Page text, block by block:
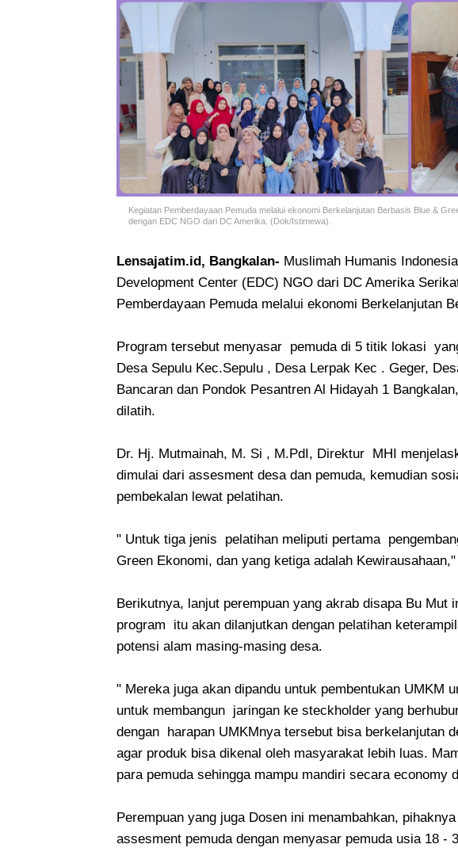
Kegiatan Pemberdayaan Pemuda melalui ekonomi Berkelanjutan Berbasis Blue &
dengan EDC NGO dari DC Amerika. (Dok/Istimewa).
Lensajatim.id, Bangkalan- Muslimah Humanis
Development Center (EDC) NGO dari DC Amerika
Pemberdayaan Pemuda melalui ekonomi Berkelanjutan
Program tersebut menyasar pemuda di 5 titik lokasi
Desa Sepulu Kec.Sepulu , Desa Lerpak Kec . Geger,
Bancaran dan Pondok Pesantren Al Hidayah 1
dilatih.
Dr. Hj. Mutmainah, M. Si , M.PdI, Direktur MHI
dimulai dari assesment desa dan pemuda, kemudian
pembekalan lewat pelatihan.
" Untuk tiga jenis pelatihan meliputi pertama
Green Ekonomi, dan yang ketiga adalah
Berikutnya, lanjut perempuan yang akrab disapa Bu Mut
program itu akan dilanjutkan dengan pelatihan
potensi alam masing-masing desa.
" Mereka juga akan dipandu untuk pembentukan UMKM
untuk membangun jaringan ke steckholder yang
dengan harapan UMKMnya tersebut bisa berkelanjutan
agar produk bisa dikenal oleh masyarakat lebih luas.
para pemuda sehingga mampu mandiri secara economy
Perempuan yang juga Dosen ini menambahkan,
assesment pemuda dengan menyasar pemuda usia 18 -